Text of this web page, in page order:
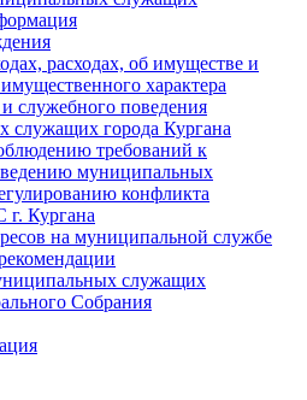
расходах, об имуществе и
имущественного характера
служебного поведения
служащих города Кургана
требований к
муниципальных
конфликта
Кургана
на муниципальной службе
служащих
Cобрания